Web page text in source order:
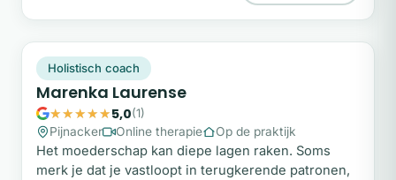
Snel beschikbaar
Holistisch coach
Marenka Laurense
5,0(1)
Pijnacker
Online therapie Op de praktijk
Het moederschap kan diepe lagen raken. Soms
merk je dat je vastloopt in terugkerende patronen,